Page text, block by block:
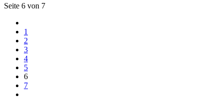
Seite 6 von 7
1
2
3
4
5
6
7